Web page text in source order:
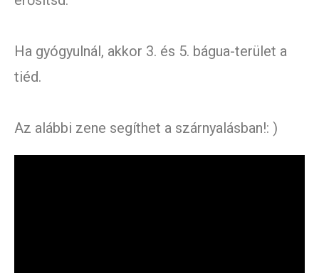
Ha gyógyulnál, akkor 3. és 5. bágua-terület a
tiéd.
Az alábbi zene segíthet a szárnyalásban!: )